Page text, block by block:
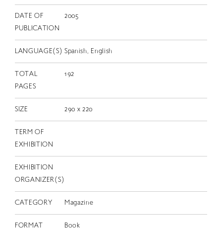
DATE OF
PUBLICATION
2005
LANGUAGE(S) Spanish, English
TOTAL
PAGES
192
SIZE 290 x 220
TERM OF
EXHIBITION
EXHIBITION
ORGANIZER(S)
CATEGORY Magazine
FORMAT Book